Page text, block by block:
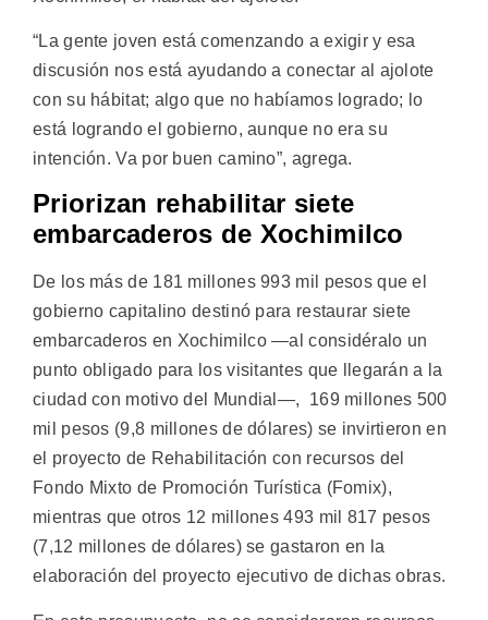
“La gente joven está comenzando a exigir y esa
discusión nos está ayudando a conectar al ajolote
con su hábitat; algo que no habíamos logrado; lo
está logrando el gobierno, aunque no era su
intención. Va por buen camino”, agrega.
Priorizan rehabilitar siete
embarcaderos de Xochimilco
De los más de 181 millones 993 mil pesos que el
gobierno capitalino destinó para restaurar siete
embarcaderos en Xochimilco —al considéralo un
punto obligado para los visitantes que llegarán a la
ciudad con motivo del Mundial—, 169 millones 500
mil pesos (9,8 millones de dólares) se invirtieron en
el proyecto de Rehabilitación con recursos del
Fondo Mixto de Promoción Turística (Fomix),
mientras que otros 12 millones 493 mil 817 pesos
(7,12 millones de dólares) se gastaron en la
elaboración del proyecto ejecutivo de dichas obras.